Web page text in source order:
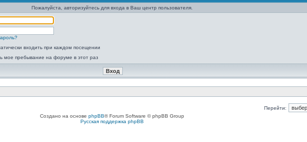
Пожалуйста, авторизуйтесь для входа в Ваш центр пользователя.
входить при каждом посещении
мое пребывание на форуме в этот раз
Перейти:
Создано на основе phpBB® Forum Software © phpBB Group
Русская поддержка phpBB